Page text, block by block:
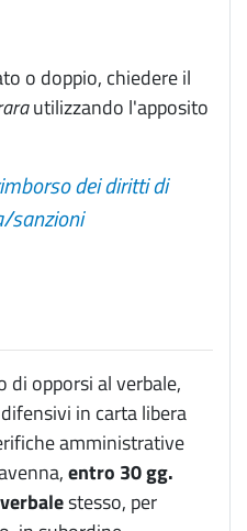
o doppio, chiedere il
utilizzando l'apposito
dei diritti di
sanzioni
di opporsi al verbale,
in carta libera
amministrative
entro 30 gg.
stesso, per